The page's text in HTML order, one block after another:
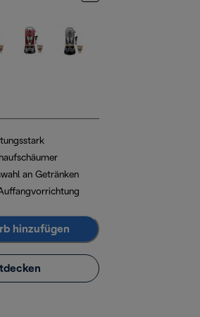
an Getränken
hinzufügen